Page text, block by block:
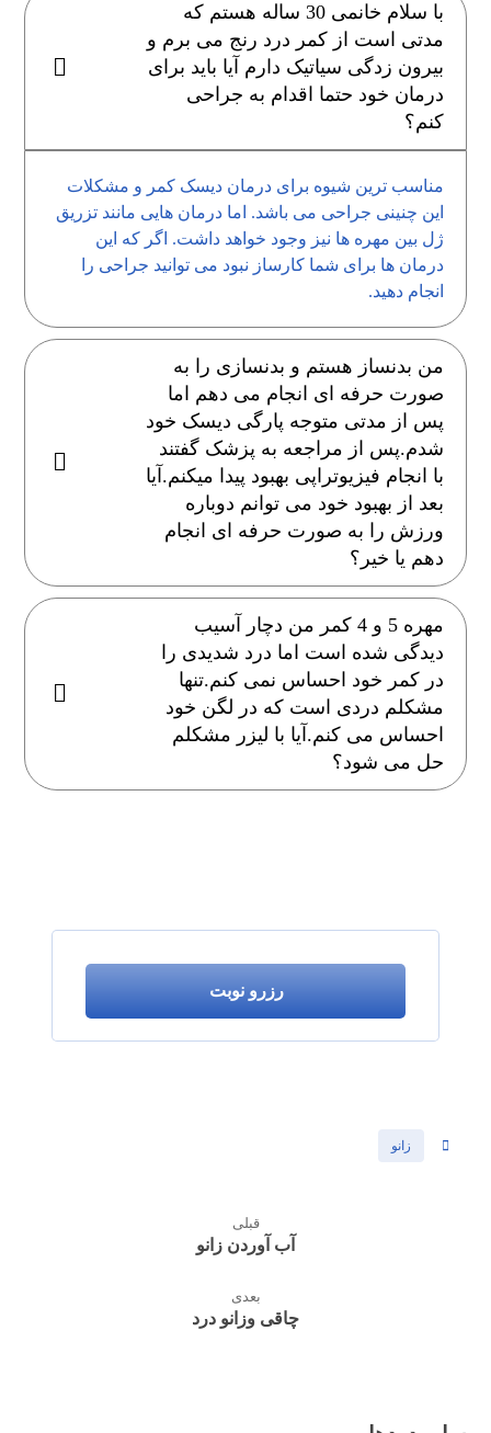
با سلام خانمی 30 ساله هستم که
مدتی است از کمر درد رنج می برم و
بیرون زدگی سیاتیک دارم آیا باید برای
درمان خود حتما اقدام به جراحی
کنم؟
مناسب ترین شیوه برای درمان دیسک کمر و مشکلات
این چنینی جراحی می باشد. اما درمان هایی مانند تزریق
ژل بین مهره ها نیز وجود خواهد داشت. اگر که این
درمان ها برای شما کارساز نبود می توانید جراحی را
انجام دهید.
من بدنساز هستم و بدنسازی را به
صورت حرفه ای انجام می دهم اما
پس از مدتی متوجه پارگی دیسک خود
شدم.پس از مراجعه به پزشک گفتند
با انجام فیزیوتراپی بهبود پیدا میکنم.آیا
بعد از بهبود خود می توانم دوباره
ورزش را به صورت حرفه ای انجام
دهم یا خیر؟
مهره 5 و 4 کمر من دچار آسیب
دیدگی شده است اما درد شدیدی را
در کمر خود احساس نمی کنم.تنها
مشکلم دردی است که در لگن خود
احساس می کنم.آیا با لیزر مشکلم
حل می شود؟
رزرو نوبت
زانو
قبلی
آب آوردن زانو
بعدی
چاقی وزانو درد